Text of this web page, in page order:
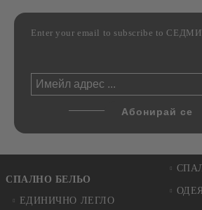
Enter your email to subscribe to
СПАЛНО БЕЛЬО
ЕДИНИЧНО ЛЕГЛО